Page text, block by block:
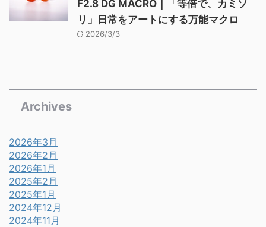
F2.8 DG MACRO｜「等倍で、カミソ
リ」日常をアートにする万能マクロ
2026/3/3
Archives
2026年3月
2026年2月
2026年1月
2025年2月
2025年1月
2024年12月
2024年11月